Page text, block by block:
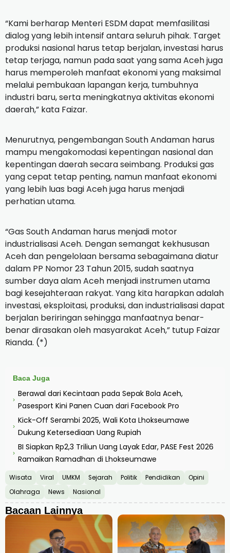
“Kami berharap Menteri ESDM dapat memfasilitasi
dialog yang lebih intensif antara seluruh pihak. Target
produksi nasional harus tetap berjalan, investasi harus
tetap terjaga, namun pada saat yang sama Aceh juga
harus memperoleh manfaat ekonomi yang maksimal
melalui pembukaan lapangan kerja, tumbuhnya
industri baru, serta meningkatnya aktivitas ekonomi
daerah,” kata Faizar.
Menurutnya, pengembangan South Andaman harus
mampu mengakomodasi kepentingan nasional dan
kepentingan daerah secara seimbang. Produksi gas
yang cepat tetap penting, namun manfaat ekonomi
yang lebih luas bagi Aceh juga harus menjadi
perhatian utama.
“Gas South Andaman harus menjadi motor
industrialisasi Aceh. Dengan semangat kekhususan
Aceh dan pengelolaan bersama sebagaimana diatur
dalam PP Nomor 23 Tahun 2015, sudah saatnya
sumber daya alam Aceh menjadi instrumen utama
bagi kesejahteraan rakyat. Yang kita harapkan adalah
investasi, eksploitasi, produksi, dan industrialisasi dapat
berjalan beriringan sehingga manfaatnya benar-
benar dirasakan oleh masyarakat Aceh,” tutup Faizar
Rianda. (*)
Baca Juga
›
Berawal dari Kecintaan pada Sepak Bola Aceh,
Pasesport Kini Panen Cuan dari Facebook Pro
›
Kick-Off Serambi 2025, Wali Kota Lhokseumawe
Dukung Ketersediaan Uang Rupiah
›
BI Siapkan Rp2,3 Triliun Uang Layak Edar, PASE Fest 2026
Ramaikan Ramadhan di Lhokseumawe
Wisata Viral UMKM Sejarah Politik Pendidikan
Opini
Olahraga
News Nasional
Bacaan Lainnya